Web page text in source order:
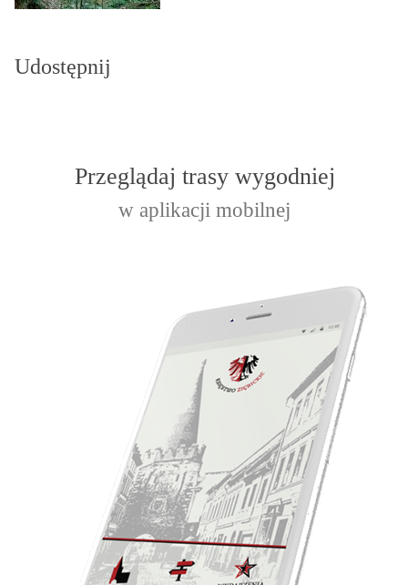
Udostępnij
Przeglądaj trasy wygodniej
w aplikacji mobilnej